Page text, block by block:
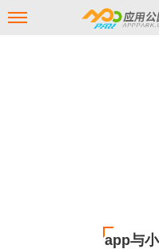
app与